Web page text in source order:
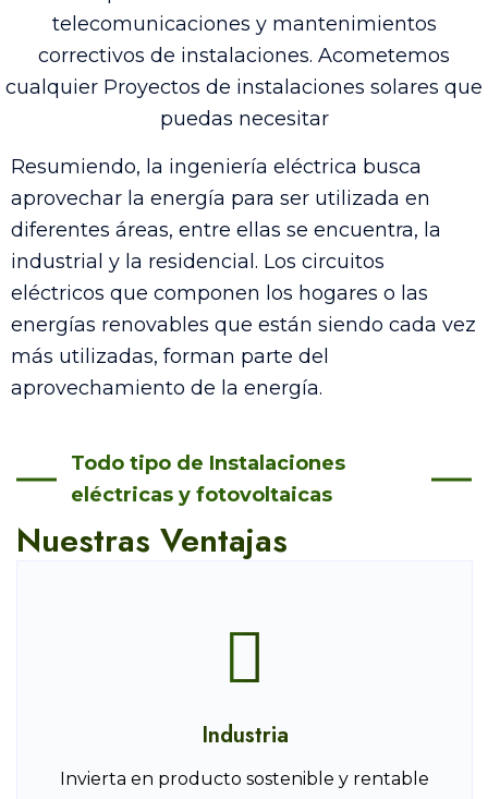
Resumiendo, la ingeniería eléctrica busca
aprovechar la energía para ser utilizada en
diferentes áreas, entre ellas se encuentra, la
industrial y la residencial. Los circuitos
eléctricos que componen los hogares o las
energías renovables que están siendo cada vez
más utilizadas, forman parte del
aprovechamiento de la energía.
Todo tipo de Instalaciones
eléctricas y fotovoltaicas
Nuestras Ventajas
Industria
Invierta en producto sostenible y rentable